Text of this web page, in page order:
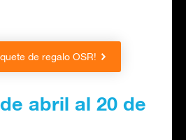
de regalo OSR!
abril al 20 de